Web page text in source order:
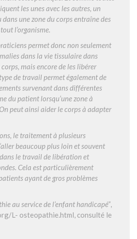
les unes avec les autres, un
une zone du corps entraîne des
l’organisme.
permet donc non seulement
dans la vie tissulaire dans
mais encore de les libérer
de travail permet également de
survenant dans différentes
du patient lorsqu’une zone à
peut ainsi aider le corps à adapter
le traitement à plusieurs
beaucoup plus loin et souvent
le travail de libération et
Cela est particulièrement
ayant de gros problèmes
au service de l’enfant handicapé”,
L- osteopathie.html, consulté le